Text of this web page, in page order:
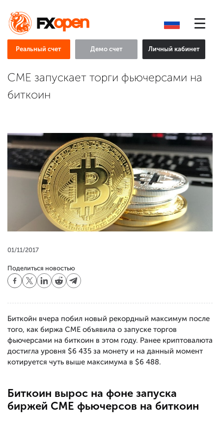
Реальный счет Демо счет Личный кабинет
CME запускает торги фьючерсами на
биткоин
01/11/2017
Поделиться новостью
Биткойн вчера побил новый рекордный максимум после
того, как биржа CME объявила о запуске торгов
фьючерсами на биткоин в этом году. Ранее криптовалюта
достигла уровня $6 435 за монету и на данный момент
котируется чуть выше максимума в $6 488.
Биткоин вырос на фоне запуска
биржей CME фьючерсов на биткоин